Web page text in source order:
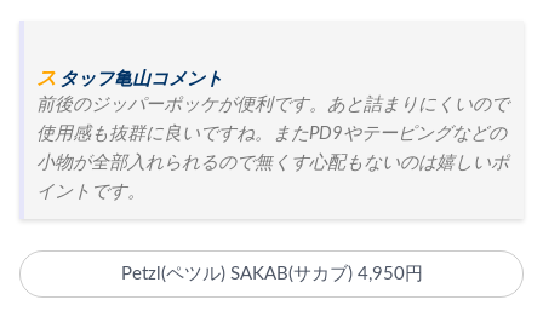
スタッフ亀山コメント
前後のジッパーポッケが便利です。あと詰まりにくいので
使用感も抜群に良いですね。またPD9やテーピングなどの
小物が全部入れられるので無くす心配もないのは嬉しいポ
イントです。
Petzl(ペツル) SAKAB(サカブ) 4,950円